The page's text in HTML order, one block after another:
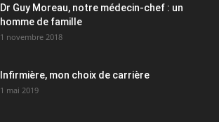
Dr Guy Moreau, notre médecin-chef : un
homme de famille
1 novembre 2018
Infirmière, mon choix de carrière
1 mai 2019